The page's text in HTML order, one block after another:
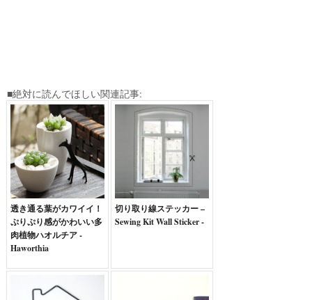
■絶対に読んでほしい関連記事:
透き通る葉がカワイイ！
ぷりぷり感がかわいい多
肉植物ハオルチア -
Haworthia
切り取り線ステッカー –
Sewing Kit Wall Sticker -